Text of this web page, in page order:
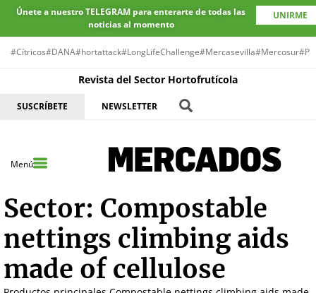
Únete a nuestro TELEGRAM para enterarte de todas las
noticias al momento
UNIRME
#Cítricos#DANA#hortattack#LongLifeChallenge#Mercasevilla#Mercosur
Revista del Sector Hortofrutícola
SUSCRÍBETE NEWSLETTER
Menú
Sector: Compostable
nettings climbing aids
made of cellulose